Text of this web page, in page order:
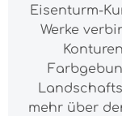
Eisenturm-
Werke
mehr über